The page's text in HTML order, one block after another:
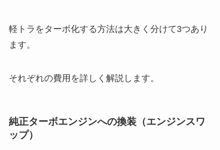
軽トラをターボ化する方法は大きく分けて3つあり
ます。
それぞれの費用を詳しく解説します。
純正ターボエンジンへの換装（エンジンスワ
ップ）